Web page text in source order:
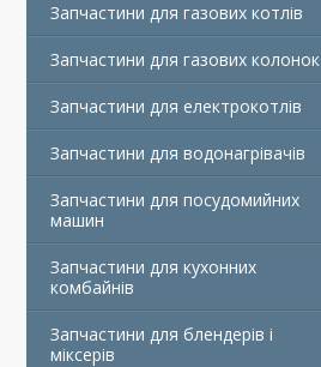
Запчастини для газових котлів
Запчастини для газових колонок
Запчастини для електрокотлів
Запчастини для водонагрівачів
Запчастини для посудомийних
машин
Запчастини для кухонних
комбайнів
Запчастини для блендерів і
міксерів